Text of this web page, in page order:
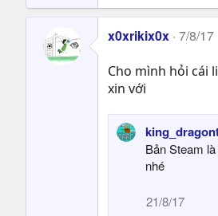
x0xrikix0x 7/8/17
Cho mình hỏi cái
xin với
Bản Steam
nhé
21/8/17